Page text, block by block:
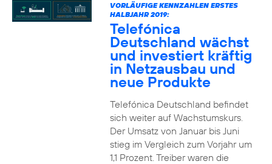
VORLÄUFIGE KENNZAHLEN ERSTES
HALBJAHR 2019:
Telefónica
Deutschland wächst
und investiert kräftig
in Netzausbau und
neue Produkte
Telefónica Deutschland befindet
sich weiter auf Wachstumskurs.
Der Umsatz von Januar bis Juni
stieg im Vergleich zum Vorjahr um
1,1 Prozent. Treiber waren die